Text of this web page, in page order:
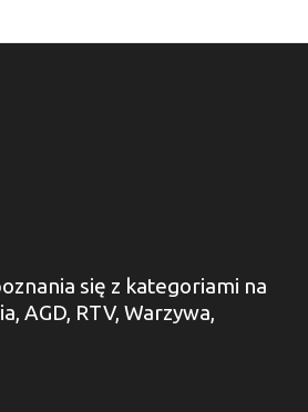
się z kategoriami na
AGD, RTV, Warzywa,